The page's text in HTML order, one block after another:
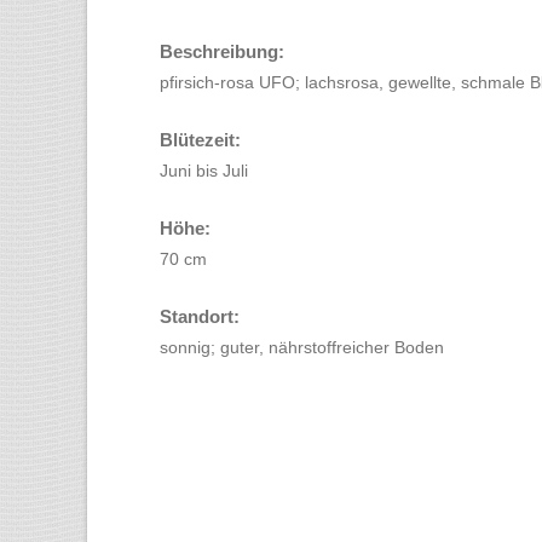
Beschreibung:
pfirsich-rosa UFO; lachsrosa, gewellte, schmale
Blütezeit:
Juni bis Juli
Höhe:
70 cm
Standort:
sonnig; guter, nährstoffreicher Boden